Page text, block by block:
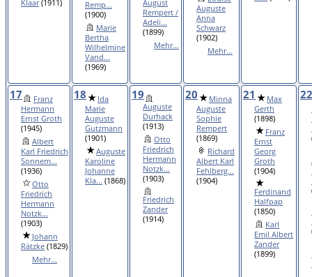
Klaar(1911)
Remp...
(1900)
Marie
Bertha
Wilhelmine
Vand...
(1969)
August
Rempert /
Adeli...
(1899)
Mehr...
Auguste
Anna
Schwarz
(1902)
Mehr...
17
Franz
Hermann
Ernst Groth
(1945)
Albert
Karl Friedrich
Sonnem...
(1936)
Otto
Friedrich
Hermann
Notzk...
(1903)
Johann
Rätzke (1829)
Mehr...
18
Ida
Marie
Auguste
Gutzmann
(1901)
Auguste
Karoline
Johanne
Kla... (1868)
19
Auguste
Durhack
(1913)
Otto
Friedrich
Hermann
Notzk...
(1903)
Friedrich
Zander
(1914)
20
Minna
Auguste
Sophie
Rempert
(1869)
Richard
Albert Karl
Fehlberg...
(1904)
21
Max
Gerth
(1898)
Franz
Ernst
Georg
Groth
(1904)
Ferdinand
Halfpap
(1850)
Karl
Emil Albert
Zander
(1899)
22